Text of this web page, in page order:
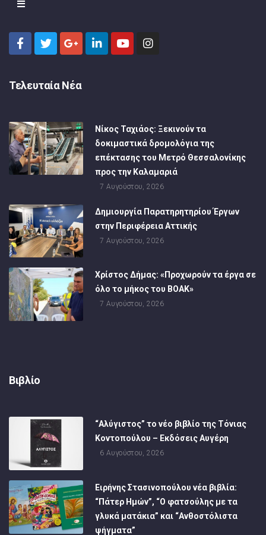
Τελευταία Νέα
Νίκος Ταχιάος: Ξεκινούν τα
δοκιμαστικά δρομολόγια της
επέκτασης του Μετρό Θεσσαλονίκης
προς την Καλαμαριά
7 Αυγούστου, 2026
Δημιουργία Παρατηρητηρίου Έργων
στην Περιφέρεια Αττικής
7 Αυγούστου, 2026
Χρίστος Δήμας: «Προχωρούν τα έργα σε
όλο το μήκος του ΒΟΑΚ»
7 Αυγούστου, 2026
Βιβλίο
“Αλύγιστος” το νέο βιβλίο της Τόνιας
Κοντοπούλου – Εκδόσεις Αυγέρη
6 Αυγούστου, 2026
Ειρήνης Στασινοπούλου νέα βιβλία:
“Πάτερ Ημών”, “Ο φατσούλης με τα
γλυκά ματάκια” και “Ανθοστόλιστα
ψήγματα”